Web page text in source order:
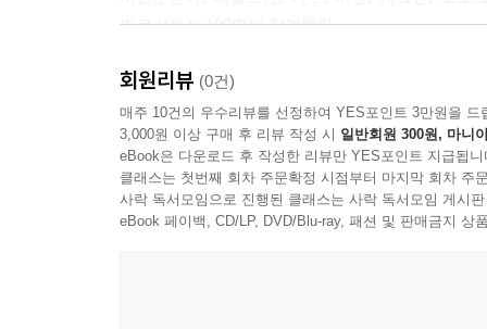
제58화 다른 사람이 더 나은 삶을_정효심 216
제60화 나답게 사는 것이_권지운 222
제61화 나를 위해 땀을.._김영광 226
제62화 유능제강, 약능제강_원유상 229
제63화 여호와는 나의 목자시니_주승균 232
제64화 유수부쟁선_홍기훈 236
제65화 삶을 놀이처럼, 놀이를 예술처럼_구경영
이르기까지 100명이 참여했다.
이 프로젝트에 참여한 한국 패션계의 거장! 이
감명을 받아 패션에 접목하고 싶어 동의를 구하
석산 선생께 객관적인 평가를 받고 싶어 수차례 전
한 여성이 남편의 폭력과 불화를 겪으며 죽음을
‘이 사람은 얼마나 아팠던 사람인데 노래를 이렇
회원리뷰 (0건)
매주 10건의 우수리뷰를 선정하여 YES포인트 3만원을 드
3,000원 이상 구매 후 리뷰 작성 시 일반회원 300원, 마니
eBook은 다운로드 후 작성한 리뷰만 YES포인트 지급됩니
클래스는 첫번째 회차 주문확정 시점부터 마지막 회차 주
사락 독서모임으로 진행된 클래스는 사락 독서모임 게시
eBook 페이백, CD/LP, DVD/Blu-ray, 패션 및 판매금지 상